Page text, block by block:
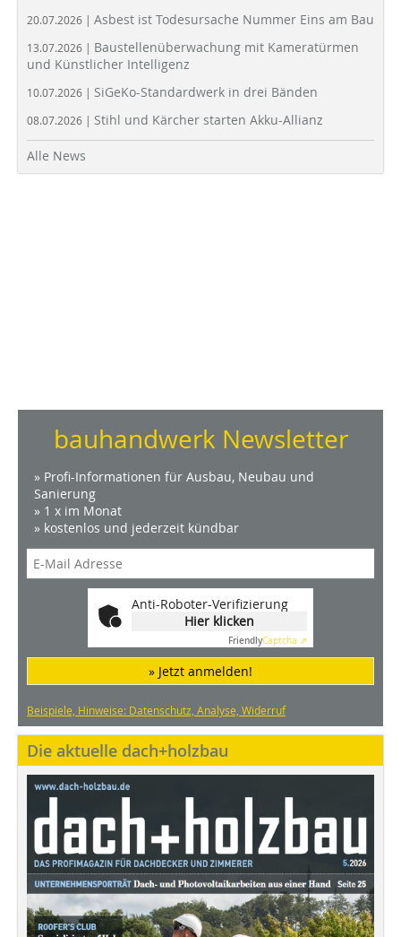
20.07.2026 | Asbest ist Todesursache Nummer Eins am Bau
13.07.2026 | Baustellenüberwachung mit Kameratürmen
und Künstlicher Intelligenz
10.07.2026 | SiGeKo-Standardwerk in drei Bänden
08.07.2026 | Stihl und Kärcher starten Akku-Allianz
Alle News
bauhandwerk Newsletter
» Profi-Informationen für Ausbau, Neubau und
Sanierung
» 1 x im Monat
» kostenlos und jederzeit kündbar
Anti-Roboter-Verifizierung
Hier klicken
FriendlyCaptcha ⇗
» Jetzt anmelden!
Beispiele, Hinweise: Datenschutz, Analyse, Widerruf
Die aktuelle dach+holzbau